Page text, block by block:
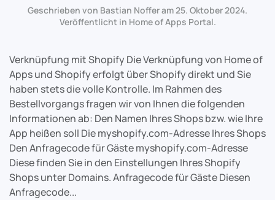
Geschrieben von Bastian Noffer am25. Oktober 2024.
Veröffentlicht in Home of Apps Portal.
Verknüpfung mit Shopify Die Verknüpfung von Home of
Apps und Shopify erfolgt über Shopify direkt und Sie
haben stets die volle Kontrolle. Im Rahmen des
Bestellvorgangs fragen wir von Ihnen die folgenden
Informationen ab: Den Namen Ihres Shops bzw. wie Ihre
App heißen soll Die myshopify.com-Adresse Ihres Shops
Den Anfragecode für Gäste myshopify.com-Adresse
Diese finden Sie in den Einstellungen Ihres Shopify
Shops unter Domains. Anfragecode für Gäste Diesen
Anfragecode...